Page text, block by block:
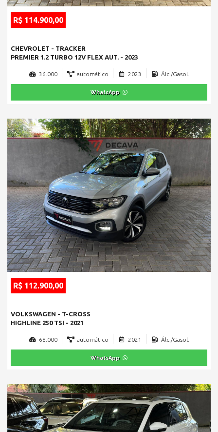
R$ 114.900,00
CHEVROLET - TRACKER
PREMIER 1.2 TURBO 12V FLEX AUT. - 2023
36.000 automático 2023 Álc./Gasol.
WhatsApp
R$ 112.900,00
VOLKSWAGEN - T-CROSS
HIGHLINE 250 TSI - 2021
68.000 automático 2021 Álc./Gasol.
WhatsApp